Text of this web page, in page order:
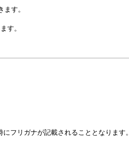
す。
す。
フリガナが記載されることとなります。